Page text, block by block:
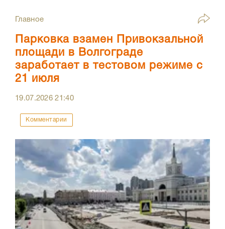
Главное
Парковка взамен Привокзальной
площади в Волгограде
заработает в тестовом режиме с
21 июля
19.07.202621:40
Комментарии